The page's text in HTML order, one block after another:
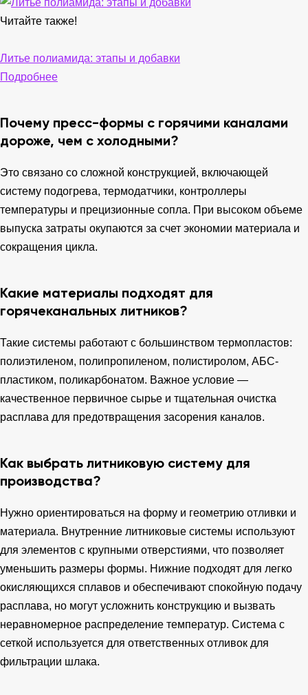
Читайте также!
Литье полиамида: этапы и добавки
Подробнее
Почему пресс-формы с горячими каналами
дороже, чем с холодными?
Это связано со сложной конструкцией, включающей
систему подогрева, термодатчики, контроллеры
температуры и прецизионные сопла. При высоком объеме
выпуска затраты окупаются за счет экономии материала и
сокращения цикла.
Какие материалы подходят для
горячеканальных литников?
Такие системы работают с большинством термопластов:
полиэтиленом, полипропиленом, полистиролом, АБС-
пластиком, поликарбонатом. Важное условие —
качественное первичное сырье и тщательная очистка
расплава для предотвращения засорения каналов.
Как выбрать литниковую систему для
производства?
Нужно ориентироваться на форму и геометрию отливки и
материала. Внутренние литниковые системы используют
для элементов с крупными отверстиями, что позволяет
уменьшить размеры формы. Нижние подходят для легко
окисляющихся сплавов и обеспечивают спокойную подачу
расплава, но могут усложнить конструкцию и вызвать
неравномерное распределение температур. Система с
сеткой используется для ответственных отливок для
фильтрации шлака.